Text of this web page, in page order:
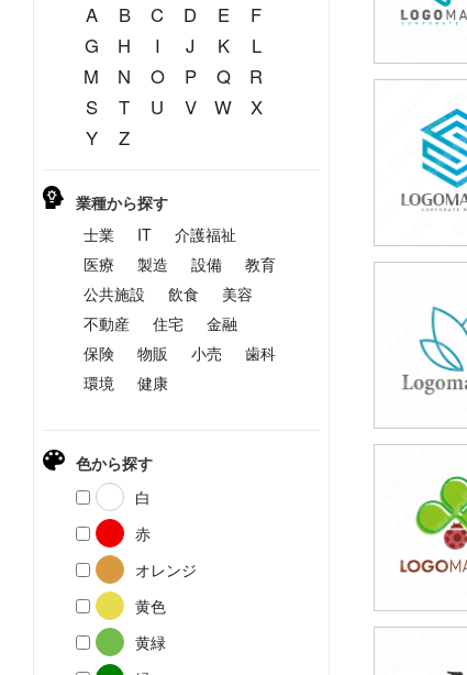
A B C D E
F
G
H I J K
L
M
N O P Q
R
S
T U V W
X
Y
Z
業種から探す
士業
IT
介護福祉
医療
製造 設備
教育
公共施設
飲食
美容
不動産
住宅
金融
保険
物販 小売
歯科
環境
健康
色から探す
白
赤
オレンジ
黄色
黄緑
(税込
(税込
(税込